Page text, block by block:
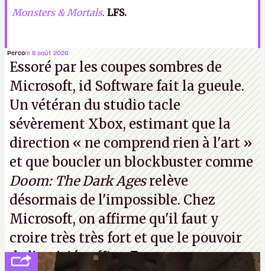
Monsters & Mortals. LFS.
Percole 8 août 2026
Essoré par les coupes sombres de
Microsoft, id Software fait la gueule.
Un vétéran du studiotacle
sévèrement Xbox, estimant que la
direction« ne comprend rien à l'art »
et que boucler un blockbuster comme
Doom: The Dark Agesrelève
désormais de l'impossible. Chez
Microsoft, on affirme qu'il faut y
croire très très fort et que le pouvoir
de l'amitié suffira.P.